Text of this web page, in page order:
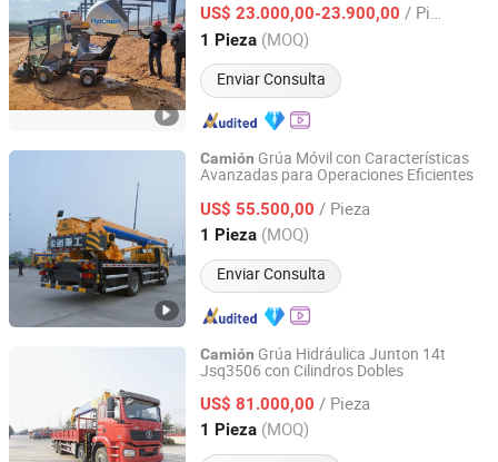
US$ 23.000,00-23.900,00 / Pieza
1 Pieza (MOQ)
Enviar Consulta
Zhejiang, China Desde 2022
Camión Grúa Móvil con Características
Avanzadas para Operaciones Eficientes
US$ 55.500,00 / Pieza
1 Pieza (MOQ)
Enviar Consulta
Henan Junton Vehicle Co., Ltd.
Henan, China Desde 2025
Camión Grúa Hidráulica Junton 14t
Jsq3506 con Cilindros Dobles
US$ 81.000,00 / Pieza
1 Pieza (MOQ)
Henan Junton Vehicle Co., Ltd.
Henan, China Desde 2025